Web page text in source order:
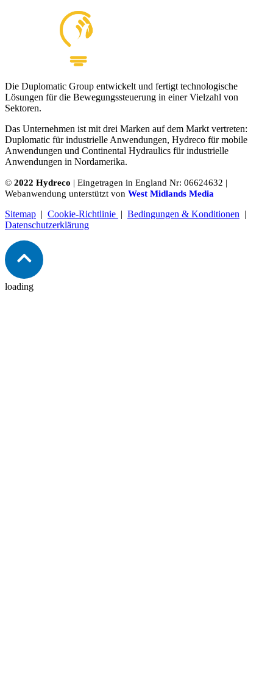
Die Duplomatic Group entwickelt und fertigt technologische
Lösungen für die Bewegungssteuerung in einer Vielzahl von
Sektoren.
Das Unternehmen ist mit drei Marken auf dem Markt vertreten:
Duplomatic für industrielle Anwendungen, Hydreco für mobile
Anwendungen und Continental Hydraulics für industrielle
Anwendungen in Nordamerika.
© 2022 Hydreco | Eingetragen in England Nr: 06624632 |
Webanwendung unterstützt von West Midlands Media
Sitemap | Cookie-Richtlinie | Bedingungen & Konditionen |
Datenschutzerklärung
loading